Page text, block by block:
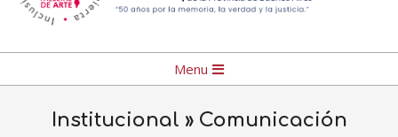
UNICEN
Navigation
Menu
Institucional » Comunicación